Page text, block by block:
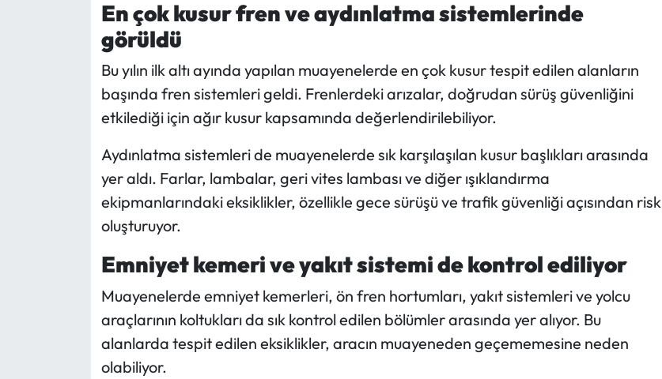
En çok kusur fren ve aydınlatma sistemlerinde
görüldü
Bu yılın ilk altı ayında yapılan muayenelerde en çok kusur tespit edilen alanların
başında fren sistemleri geldi. Frenlerdeki arızalar, doğrudan sürüş güvenliğini
etkilediği için ağır kusur kapsamında değerlendirilebiliyor.
Aydınlatma sistemleri de muayenelerde sık karşılaşılan kusur başlıkları arasında
yer aldı. Farlar, lambalar, geri vites lambası ve diğer ışıklandırma
ekipmanlarındaki eksiklikler, özellikle gece sürüşü ve trafik güvenliği açısından risk
oluşturuyor.
Emniyet kemeri ve yakıt sistemi de kontrol ediliyor
Muayenelerde emniyet kemerleri, ön fren hortumları, yakıt sistemleri ve yolcu
araçlarının koltukları da sık kontrol edilen bölümler arasında yer alıyor. Bu
alanlarda tespit edilen eksiklikler, aracın muayeneden geçememesine neden
olabiliyor.
Yemek Tarifleri